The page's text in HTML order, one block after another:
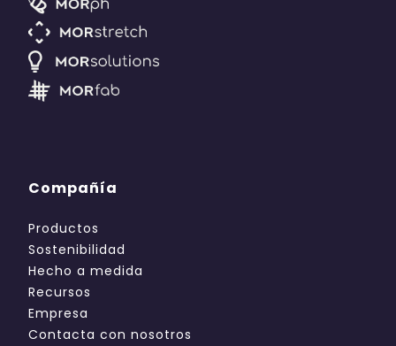
Compañía
Productos
Sostenibilidad
Hecho a medida
Recursos
Empresa
Contacta con nosotros